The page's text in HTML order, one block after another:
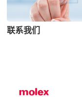
联系我们